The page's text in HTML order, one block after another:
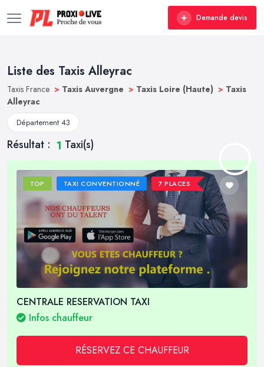
Demande devis
Liste des Taxis Alleyrac
Taxis France > Taxis Auvergne > Taxis Loire (Haute) > Taxis
Alleyrac
Département 43
Résultat : 1 Taxi(s)
TOP TAXI CONVENTIONNÉ 7 PLACES
CENTRALE RESERVATION TAXI
Infos chauffeur
RÉSERVEZ CE CHAUFFEUR